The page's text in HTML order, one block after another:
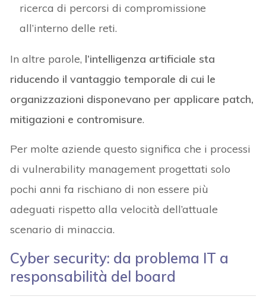
ricerca di percorsi di compromissione
all’interno delle reti.
In altre parole, l’intelligenza artificiale sta
riducendo il vantaggio temporale di cui le
organizzazioni disponevano per applicare patch,
mitigazioni e contromisure.
Per molte aziende questo significa che i processi
di vulnerability management progettati solo
pochi anni fa rischiano di non essere più
adeguati rispetto alla velocità dell’attuale
scenario di minaccia.
Cyber security: da problema IT a
responsabilità del board